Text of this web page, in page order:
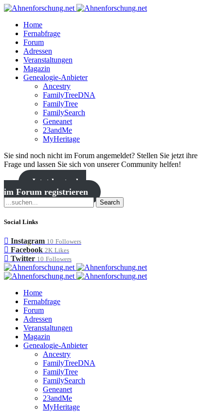
Home
Fernabfrage
Forum
Adressen
Veranstaltungen
Magazin
Genealogie-Anbieter
Ancestry
FamilyTreeDNA
FamilyTree
FamilySearch
Geneanet
23andMe
MyHeritage
Sie sind noch nicht im Forum angemeldet? Stellen Sie jetzt ihre
Frage und lassen Sie sich von unserer Community helfen!
Jetzt kostenlos
im Forum registrieren
Search
Social Links
Instagram 10 Followers
Facebook 2K Likes
Twitter 10 Followers
Home
Fernabfrage
Forum
Adressen
Veranstaltungen
Magazin
Genealogie-Anbieter
Ancestry
FamilyTreeDNA
FamilyTree
FamilySearch
Geneanet
23andMe
MyHeritage